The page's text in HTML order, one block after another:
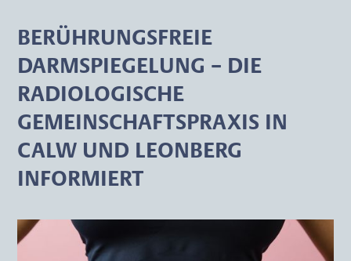
BERÜHRUNGSFREIE
DARMSPIEGELUNG – DIE
RADIOLOGISCHE
GEMEINSCHAFTSPRAXIS IN
CALW UND LEONBERG
INFORMIERT